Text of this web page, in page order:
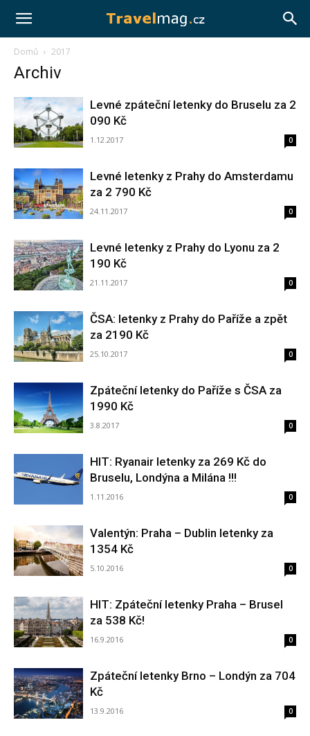
Travelmag.cz
Domů 2017
Archiv
Levné zpáteční letenky do Bruselu za 2
090 Kč
1.12.2017 0
Levné letenky z Prahy do Amsterdamu
za 2 790 Kč
24.11.2017 0
Levné letenky z Prahy do Lyonu za 2
190 Kč
21.11.2017 0
ČSA: letenky z Prahy do Paříže a zpět
za 2190 Kč
25.10.2017 0
Zpáteční letenky do Paříže s ČSA za
1990 Kč
3.8.2017 0
HIT: Ryanair letenky za 269 Kč do
Bruselu, Londýna a Milána !!!
1.11.2016 0
Valentýn: Praha – Dublin letenky za
1354 Kč
5.10.2016 0
HIT: Zpáteční letenky Praha – Brusel
za 538 Kč!
16.9.2016 0
Zpáteční letenky Brno – Londýn za 704
Kč
13.9.2016 0